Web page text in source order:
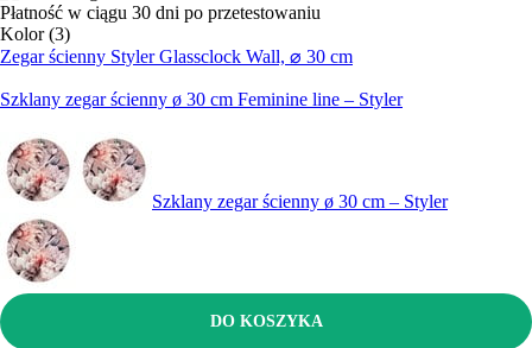
Płatność w ciągu 30 dni po przetestowaniu
Kolor (3)
Zegar ścienny Styler Glassclock Wall, ⌀ 30 cm
Szklany zegar ścienny ø 30 cm Feminine line – Styler
Szklany zegar ścienny ø 30 cm – Styler
DO KOSZYKA